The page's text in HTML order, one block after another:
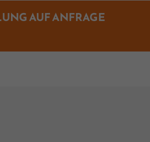
AUF ANFRAGE